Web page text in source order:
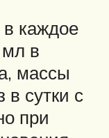
каждое
в
массы
в сутки с
при